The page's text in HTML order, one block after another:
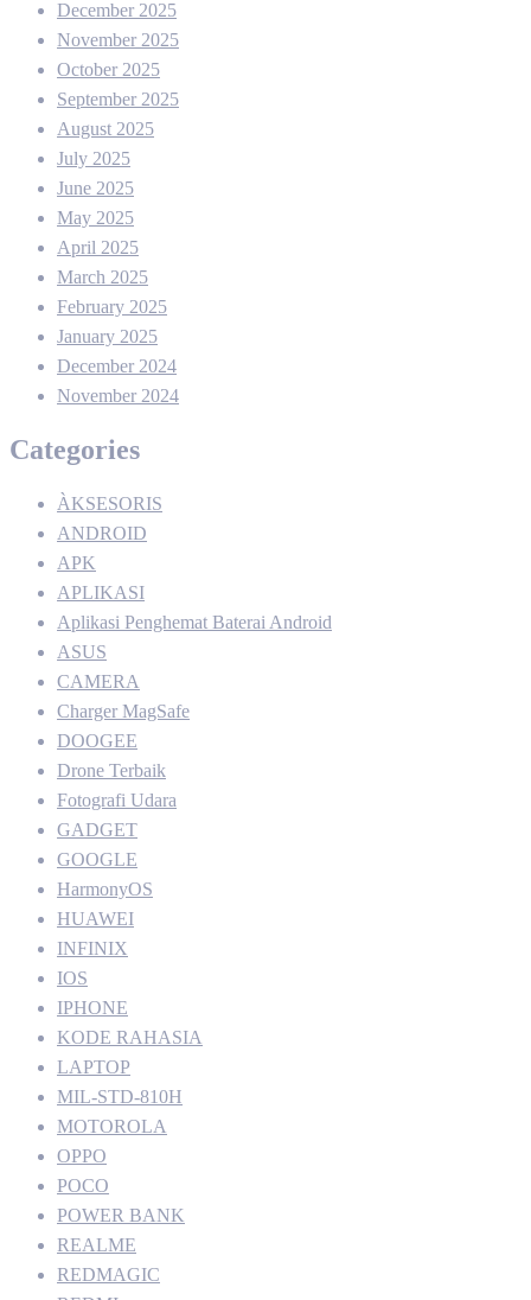
December 2025
November 2025
October 2025
September 2025
August 2025
July 2025
June 2025
May 2025
April 2025
March 2025
February 2025
January 2025
December 2024
November 2024
Categories
ÀKSESORIS
ANDROID
APK
APLIKASI
Aplikasi Penghemat Baterai Android
ASUS
CAMERA
Charger MagSafe
DOOGEE
Drone Terbaik
Fotografi Udara
GADGET
GOOGLE
HarmonyOS
HUAWEI
INFINIX
IOS
IPHONE
KODE RAHASIA
LAPTOP
MIL-STD-810H
MOTOROLA
OPPO
POCO
POWER BANK
REALME
REDMAGIC